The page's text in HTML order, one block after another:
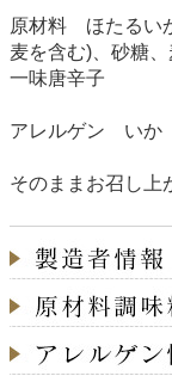
原材料 ほたるい
麦を含む)、砂糖
一味唐辛子
アレルゲン い
そのままお召し上